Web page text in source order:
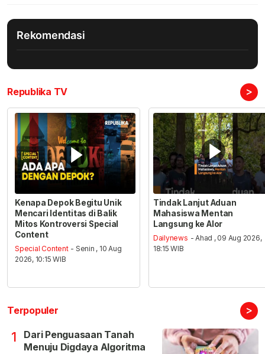
Rekomendasi
Republika TV >
Kenapa Depok Begitu Unik
Mencari Identitas di Balik
Mitos Kontroversi Special
Content
Special Content - Senin , 10 Aug
2026, 10:15 WIB
Tindak Lanjut Aduan
Mahasiswa Mentan
Langsung ke Alor
Dailynews - Ahad , 09 Aug 2026,
18:15 WIB
Terpopuler >
1
Dari Penguasaan Tanah
Menuju Digdaya Algoritma